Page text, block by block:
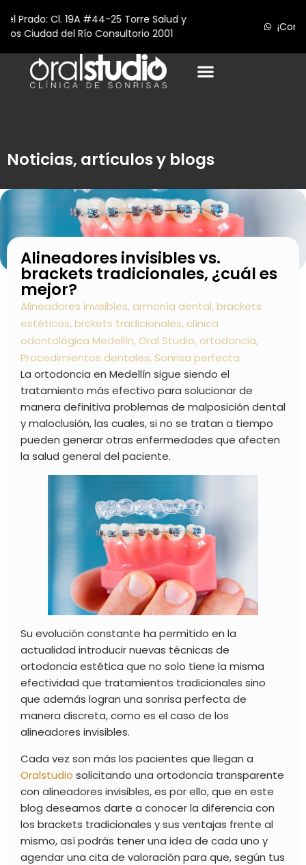
¡Contáctanos! (+57) 312 709 36 87
Noticias, artículos y blogs
Alineadores invisibles vs.
brackets tradicionales, ¿cuál es
mejor?
Alineadores invisibles,armonía dental,brackets
estéticos,brckets tradicionales,clínica
odontológica Medellín, Oral Studio, ortodoncia,
Procedimientos dentales,Sonrisa perfecta
La ortodoncia en Medellín sigue siendo el
tratamiento más efectivo para solucionar de
manera definitiva problemas de malposición dental
y maloclusión, las cuales, si no se tratan a tiempo
pueden generar otras enfermedades que afecten
la salud general del paciente.
Su evolución constante ha permitido en la
actualidad introducir nuevas técnicas de
ortodoncia estética que no solo tiene la misma
efectividad que tratamientos tradicionales sino
que además logran una sonrisa perfecta de
manera discreta, como es el caso de los
alineadores invisibles.
Cada vez son más los pacientes que llegan a
Oralstudio solicitando una ortodoncia transparente
con alineadores invisibles, es por ello, que en este
blog deseamos darte a conocer la diferencia con
los brackets tradicionales y sus ventajas frente al
mismo, así podrás tener una idea de cada uno y
agendar una cita de valoración para que, según tus